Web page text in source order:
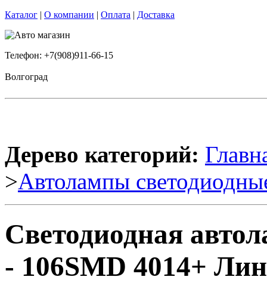
Каталог | О компании | Оплата | Доставка
Телефон: +7(908)911-66-15
Волгоград
Дерево категорий:
>Автолампы
Светодиодная
- 106SMD 4014+